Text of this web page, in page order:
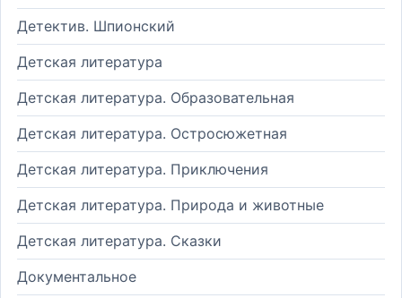
Детектив. Шпионский
Детская литература
Детская литература. Образовательная
Детская литература. Остросюжетная
Детская литература. Приключения
Детская литература. Природа и животные
Детская литература. Сказки
Документальное